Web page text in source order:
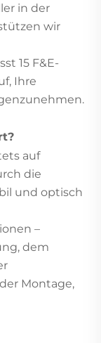
in der
wir
15 F&E-
Ihre
auf
die
und optisch
–
dem
Montage,